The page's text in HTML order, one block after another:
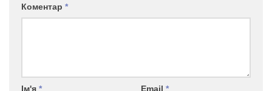
Коментар *
Ім'я * Email *